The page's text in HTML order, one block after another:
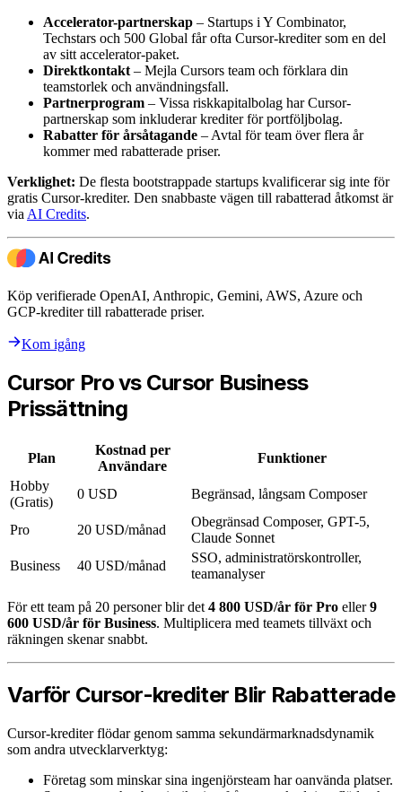
Accelerator-partnerskap – Startups i Y Combinator,
Techstars och 500 Global får ofta Cursor-krediter som en del
av sitt accelerator-paket.
Direktkontakt – Mejla Cursors team och förklara din
teamstorlek och användningsfall.
Partnerprogram – Vissa riskkapitalbolag har Cursor-
partnerskap som inkluderar krediter för portföljbolag.
Rabatter för årsåtagande – Avtal för team över flera år
kommer med rabatterade priser.
Verklighet: De flesta bootstrappade startups kvalificerar sig inte för
gratis Cursor-krediter. Den snabbaste vägen till rabatterad åtkomst är
via AI Credits.
Köp verifierade OpenAI, Anthropic, Gemini, AWS, Azure och
GCP-krediter till rabatterade priser.
Kom igång
Cursor Pro vs Cursor Business
Prissättning
Plan
Kostnad per
Användare
Funktioner
Hobby
(Gratis)
0 USD Begränsad, långsam Composer
Pro 20 USD/månad
Obegränsad Composer, GPT-5,
Claude Sonnet
Business
40 USD/månad
SSO, administratörskontroller,
teamanalyser
För ett team på 20 personer blir det 4 800 USD/år för Pro eller9
600 USD/år för Business. Multiplicera med teamets tillväxt och
räkningen skenar snabbt.
Varför Cursor-krediter Blir Rabatterade
Cursor-krediter flödar genom samma sekundärmarknadsdynamik
som andra utvecklarverktyg:
Företag som minskar sina ingenjörsteam har oanvända platser.